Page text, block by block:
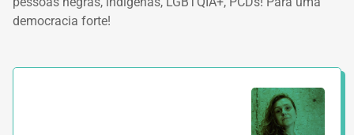
democracia forte!